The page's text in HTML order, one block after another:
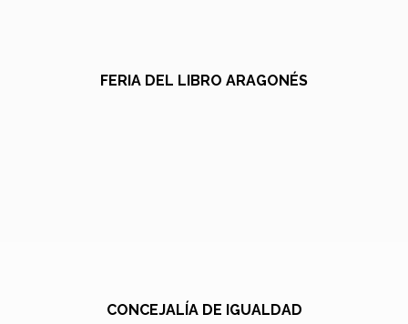
FERIA DEL LIBRO ARAGONÉS
CONCEJALÍA DE IGUALDAD